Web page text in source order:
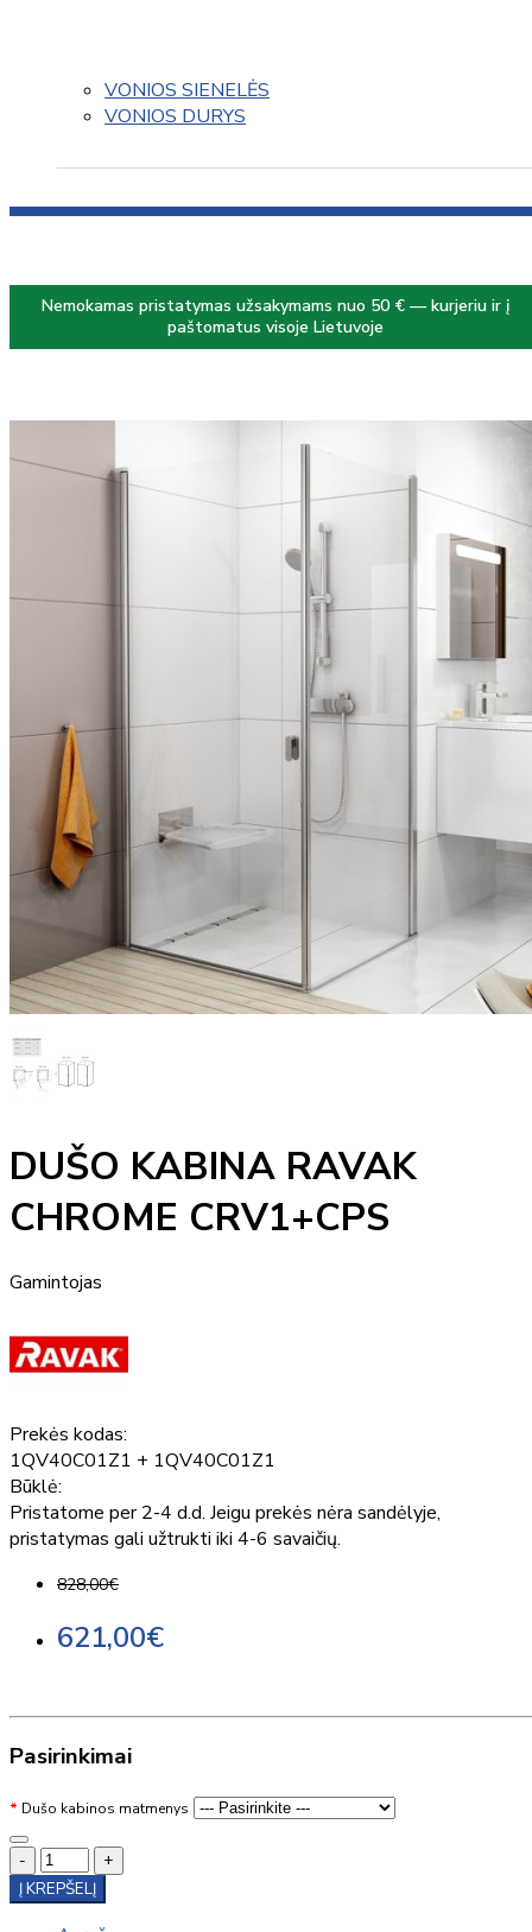
VONIOS SIENELĖS
VONIOS DURYS
Nemokamas pristatymas užsakymams nuo 50 € — kurjeriu ir į
paštomatus visoje Lietuvoje
DUŠO KABINA RAVAK
CHROME CRV1+CPS
Gamintojas
Prekės kodas:
1QV40C01Z1 + 1QV40C01Z1
Būklė:
Pristatome per 2-4 d.d. Jeigu prekės nėra sandėlyje,
pristatymas gali užtrukti iki 4-6 savaičių.
828,00€
621,00€
Pasirinkimai
Dušo kabinos matmenys
-
+
Į KREPŠELĮ